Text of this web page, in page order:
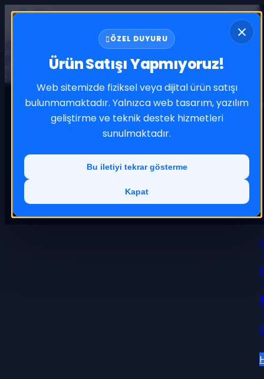
Hakkımızda Banka Hesapları
Projeler
Blog
İletişim
ÖZEL DUYURU
Ürün Satışı Yapmıyoruz!
Web sitemizde fiziksel veya dijital ürün satışı
bulunmamaktadır. Yalnızca web tasarım, yazılım
geliştirme ve teknik destek hizmetleri
sunulmaktadır.
Bu iletiyi tekrar gösterme
Kapat